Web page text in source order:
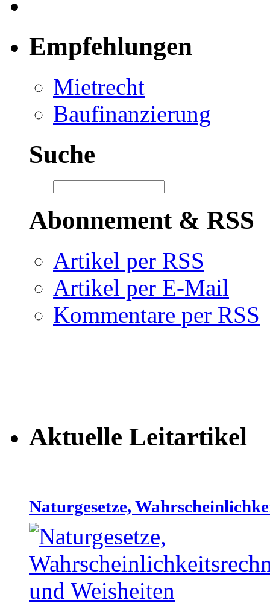
Empfehlungen
Mietrecht
Baufinanzierung
Suche
Abonnement & RSS
Artikel per RSS
Artikel per E-Mail
Kommentare per RSS
Aktuelle Leitartikel
Naturgesetze,